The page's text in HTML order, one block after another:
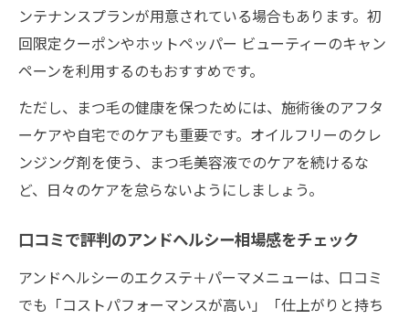
ンテナンスプランが用意されている場合もあります。初
回限定クーポンやホットペッパー ビューティーのキャン
ペーンを利用するのもおすすめです。
ただし、まつ毛の健康を保つためには、施術後のアフタ
ーケアや自宅でのケアも重要です。オイルフリーのクレ
ンジング剤を使う、まつ毛美容液でのケアを続けるな
ど、日々のケアを怠らないようにしましょう。
口コミで評判のアンドヘルシー相場感をチェック
アンドヘルシーのエクステ＋パーマメニューは、口コミ
でも「コストパフォーマンスが高い」「仕上がりと持ち